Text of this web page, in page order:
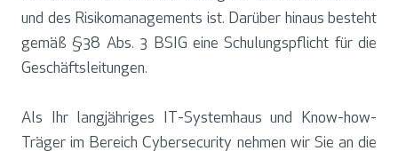
und des Risikomanagements ist. Darüber hinaus besteht
gemäß §38 Abs. 3 BSIG eine Schulungspflicht für die
Geschäftsleitungen.
Als Ihr langjähriges IT-Systemhaus und Know-how-
Träger im Bereich Cybersecurity nehmen wir Sie an die